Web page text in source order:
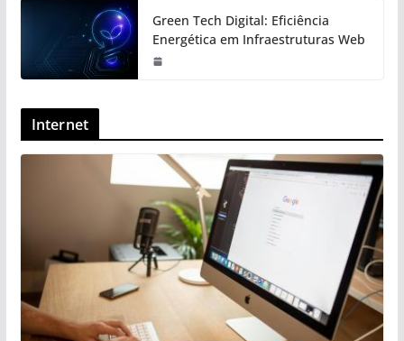
Green Tech Digital: Eficiência
Energética em Infraestruturas Web
Internet